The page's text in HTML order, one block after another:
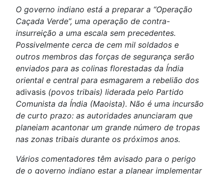
O governo indiano está a preparar a “Operação
Caçada Verde”, uma operação de contra-
insurreição a uma escala sem precedentes.
Possivelmente cerca de cem mil soldados e
outros membros das forças de segurança serão
enviados para as colinas florestadas da Índia
oriental e central para esmagarem a rebelião dos
adivasis (povos tribais) liderada pelo Partido
Comunista da Índia (Maoista). Não é uma incursão
de curto prazo: as autoridades anunciaram que
planeiam acantonar um grande número de tropas
nas zonas tribais durante os próximos anos.
Vários comentadores têm avisado para o perigo
de o governo indiano estar a planear implementar